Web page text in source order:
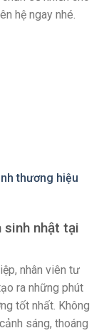
hệ ngay nhé.
thương hiệu
sinh nhật tại
nhân viên tư
ra những phút
tốt nhất. Không
sáng, thoáng